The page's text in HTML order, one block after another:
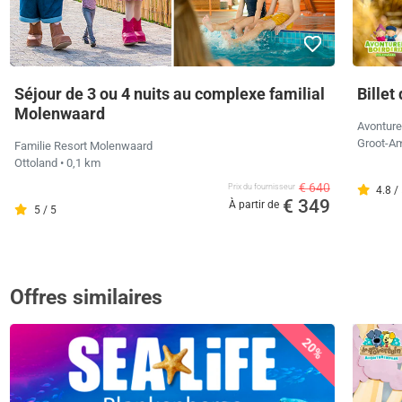
Séjour de 3 ou 4 nuits au complexe familial
Molenwaard
Familie Resort Molenwaard
Ottoland • 0,1 km
5 / 5
Prix ​​du fournisseur € 640
À partir de € 349
Billet
Groot-
4.8 /
Offres similaires
20%